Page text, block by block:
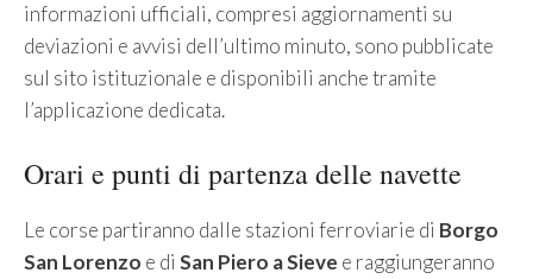
informazioni ufficiali, compresi aggiornamenti su
deviazioni e avvisi dell’ultimo minuto, sono pubblicate
sul sito istituzionale e disponibili anche tramite
l’applicazione dedicata.
Orari e punti di partenza delle navette
Le corse partiranno dalle stazioni ferroviarie di Borgo
San Lorenzo e di San Piero a Sieve e raggiungeranno